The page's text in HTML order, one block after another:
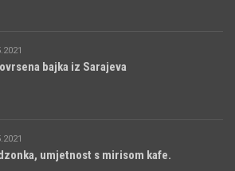
bajka iz Sarajeva
umjetnost s mirisom kafe.